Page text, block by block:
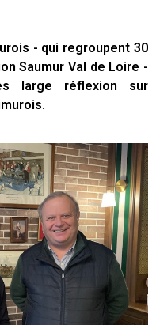
- qui regroupent 30
Saumur Val de Loire -
large réflexion sur